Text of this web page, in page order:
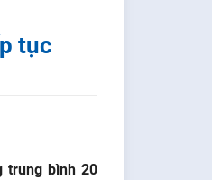
tục
trung bình 20